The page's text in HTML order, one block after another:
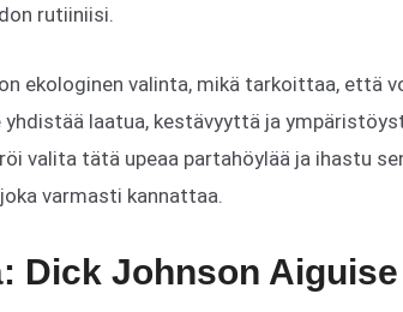
rutiiniisi.
ekologinen valinta, mikä tarkoittaa, että
laatua, kestävyyttä ja
valita tätä upeaa partahöylää ja ihastu
varmasti kannattaa.
Dick Johnson Aiguise